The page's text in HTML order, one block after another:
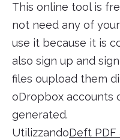
This online tool is
not need any of
use it because it is
also sign up and
files oupload them
oDropbox accounts
generated.
UtilizzandoDeft PDF